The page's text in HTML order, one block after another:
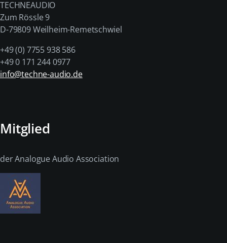
TECHNEAUDIO
Zum Rössle 9
D-79809 Weilheim-Remetschwiel
+49 (0) 7755 938 586
+49 0 171 244 0977
info@techne-audio.de
Mitglied
der Analogue Audio Association